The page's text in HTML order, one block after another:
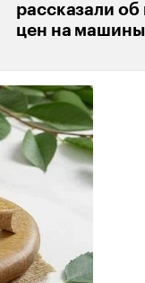
рассказали
цен на машины